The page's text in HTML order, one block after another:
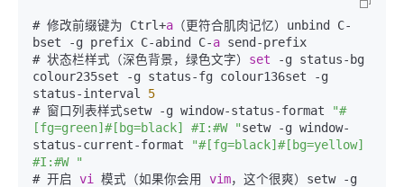
# 修改前缀键为 Ctrl+a （更符合肌肉记忆）unbind C-
bset -g prefix C-abind C-a send-prefix
# 状态栏样式（深色背景，绿色文字） set -g status-bg
colour235set -g status-fg colour136set -g
status-interval 5
# 窗口列表样式setw -g window-status-format
"#
[fg=green]#[bg=black] #I:#W "setw -g window-
status-current-format
"#[fg=black]#[bg=yellow]
#I:#W "
# 开启 vi 模式（如果你会用 vim